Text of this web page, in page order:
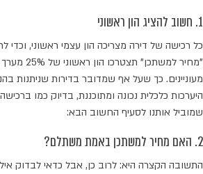
1. חשוב להציג הון ראשוני
כל רכישה של דירה מצריכה הון עצמי ראשוני, וכדי
"מחיר
מעוניינים. כך שעל אף שמדובר בדירות שניתנות
היערכות כלכלית נכונה ומתוכננת, בדיוק כמו
שמוביל אותנו לסעיף החשוב הבא:
2. האם מחיר למשתכן באמת משתלם?
התשובה הקצרה היא: לרוב כן, אבל כדאי לבדוק